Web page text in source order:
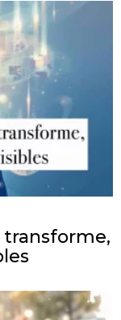
transforme,